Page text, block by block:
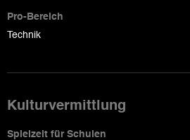
Pro-Bereich
Technik
Kulturvermittlung
Spielzeit für Schulen